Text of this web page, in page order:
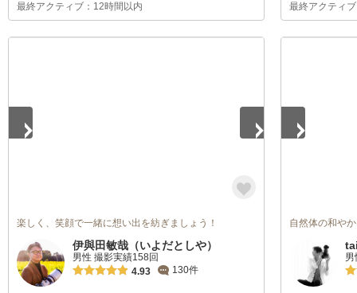
最終アクティブ：12時間以内 最終アクティ
楽しく、笑顔で一緒に想い出を紡ぎましょう！
伊與田敏哉（いよだとしや）
男性 撮影実績158回
4.93
130件
自然体の和や